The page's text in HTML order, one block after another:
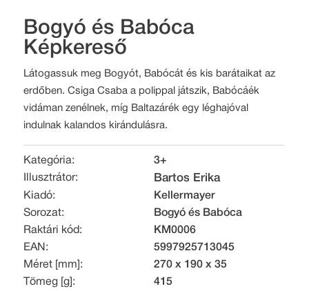
Bogyó és Babóca
Képkereső
Látogassuk meg Bogyót, Babócát és kis barátaikat az
erdőben. Csiga Csaba a polippal játszik, Babócáék
vidáman zenélnek, míg Baltazárék egy léghajóval
indulnak kalandos kirándulásra.
Kategória:
3+
Illusztrátor:
Bartos Erika
Kiadó:
Kellermayer
Sorozat:
Bogyó és Babóca
Raktári kód:
KM0006
EAN:
5997925713045
Méret [mm]:
270 x 190 x 35
Tömeg [g]:
415